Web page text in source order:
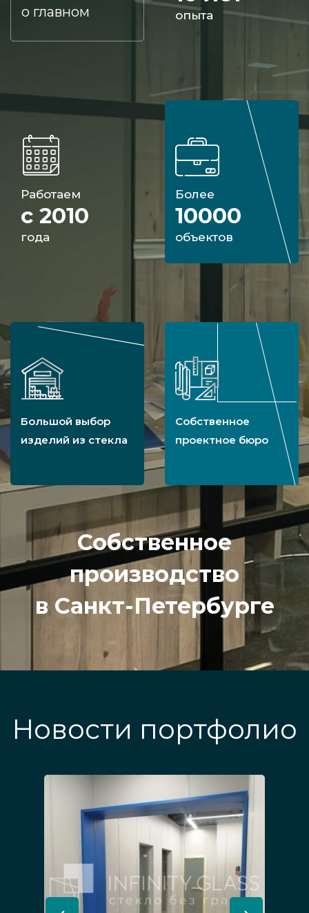
о главном опыта
Работаем
с 2010
года
Более
10000
объектов
Большой выбор
изделий из стекла
Собственное
проектное бюро
Собственное
производство
в Санкт-Петербурге
Новости портфолио